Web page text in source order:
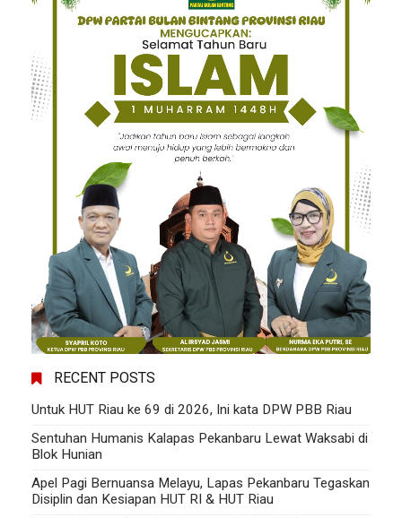
RECENT POSTS
Untuk HUT Riau ke 69 di 2026, Ini kata DPW PBB Riau
Sentuhan Humanis Kalapas Pekanbaru Lewat Waksabi di
Blok Hunian
Apel Pagi Bernuansa Melayu, Lapas Pekanbaru Tegaskan
Disiplin dan Kesiapan HUT RI & HUT Riau